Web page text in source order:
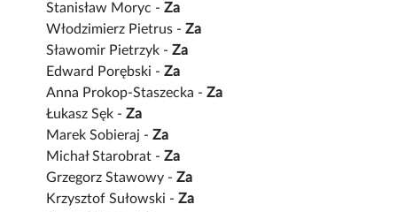
Stanisław Moryc -Za
Włodzimierz Pietrus -Za
Sławomir Pietrzyk -Za
Edward Porębski -Za
Anna Prokop-Staszecka -Za
Łukasz Sęk -Za
Marek Sobieraj -Za
Michał Starobrat -Za
Grzegorz Stawowy -Za
Krzysztof Sułowski -Za